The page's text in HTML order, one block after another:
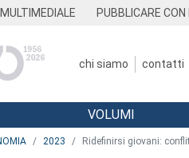
PUBBLICARE CON
chi siamo contatti
VOLUMI
2023 Ridefinirsi giovani: